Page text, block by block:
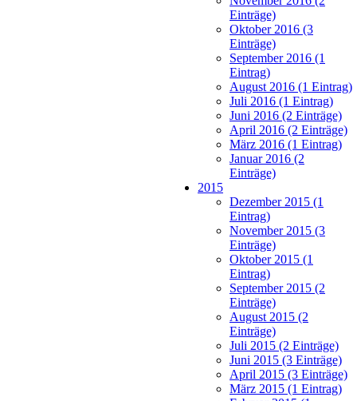
Einträge)
Oktober 2016 (3
Einträge)
September 2016 (1
Eintrag)
August 2016 (1 Eintrag)
Juli 2016 (1 Eintrag)
Juni 2016 (2 Einträge)
April 2016 (2 Einträge)
März 2016 (1 Eintrag)
Januar 2016 (2
Einträge)
2015
Dezember 2015 (1
Eintrag)
November 2015 (3
Einträge)
Oktober 2015 (1
Eintrag)
September 2015 (2
Einträge)
August 2015 (2
Einträge)
Juli 2015 (2 Einträge)
Juni 2015 (3 Einträge)
April 2015 (3 Einträge)
März 2015 (1 Eintrag)